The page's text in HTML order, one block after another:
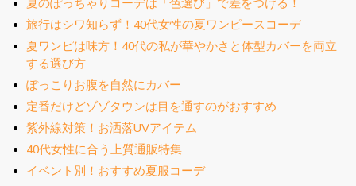
夏のぽっちゃりコーデは「色選び」で差をつける！
旅行はシワ知らず！40代女性の夏ワンピースコーデ
夏ワンピは味方！40代の私が華やかさと体型カバーを両立
する選び方
ぽっこりお腹を自然にカバー
定番だけどゾゾタウンは目を通すのがおすすめ
紫外線対策！お洒落UVアイテム
40代女性に合う上質通販特集
イベント別！おすすめ夏服コーデ